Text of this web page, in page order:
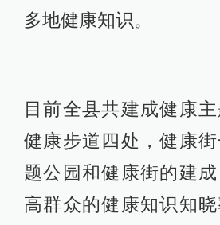
多地健康知识。
目前全县共建成健康主
健康步道四处，健康
题公园和健康街的建
高群众的健康知识知